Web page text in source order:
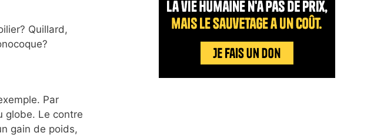
Quillard,
Par
globe. Le contre
gain de poids,